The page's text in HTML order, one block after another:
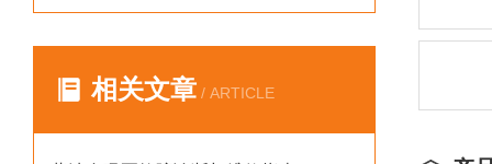
相关文章 / ARTICLE